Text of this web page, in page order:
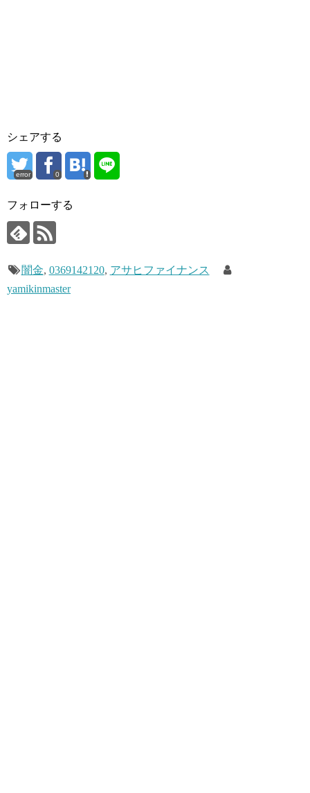
シェアする
error 0
フォローする
闇金, 0369142120, アサヒファイナンス
yamikinmaster